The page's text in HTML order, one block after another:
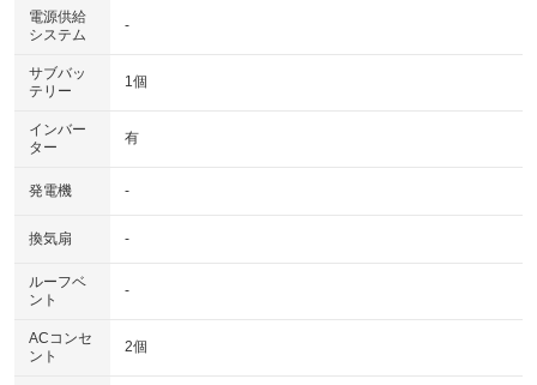
電源供給
システム
-
サブバッ
テリー
1個
インバー
ター
有
発電機 -
換気扇 -
ルーフベ
ント
-
ACコンセ
ント
2個